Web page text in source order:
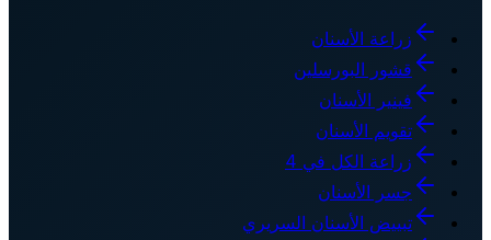
زراعة الأسنان
قشور البورسلين
فينير الأسنان
تقويم الأسنان
زراعة الكل في 4
جسر الأسنان
تبييض الأسنان السريري